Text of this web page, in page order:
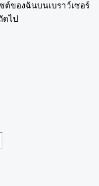
ต์ของฉันบนเบราว์เซอร์
ดไป